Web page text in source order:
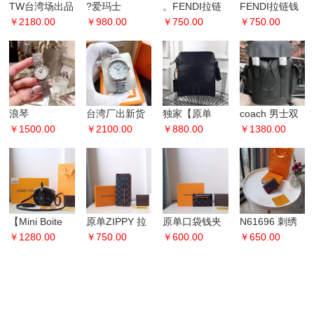
TW台湾场出品
独家出品 蝶飞
芯全线到货[色
￥2180.00
?爱玛士
Hermes@??
25cm：
28cm：
￥980.00
。FENDI拉链
钱包 简介：春
包，原版品
质！萌萌双
￥750.00
FENDI拉链钱
包 简介：春夏
原版品质！萌
萌双眼
￥750.00
浪琴
LONGINES 品
球，巴塞尔钟
￥1500.00
台湾厂出新货
出货啦??一比
琴表博雅系列
【L
￥2100.00
独家【原单
货】巴利斜挎
尺寸：22-2
￥880.00
coach 男士双
肩包 书包 登山
8989
￥1380.00
【Mini Boite
Chapeaux 手
￥1280.00
原单ZIPPY 拉
链竖款钱夹
￥750.00
原单口袋钱夹
N61722饰皮
￥600.00
N61696 刺绣
顶级原单 帆布
￥650.00